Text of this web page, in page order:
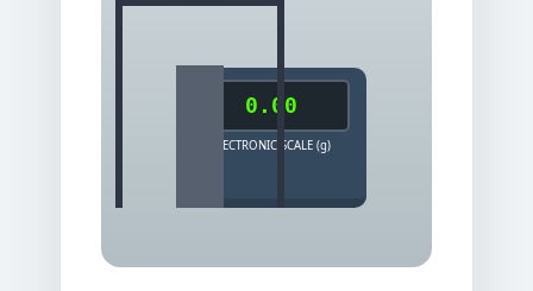
0.00
ELECTRONIC SCALE (g)